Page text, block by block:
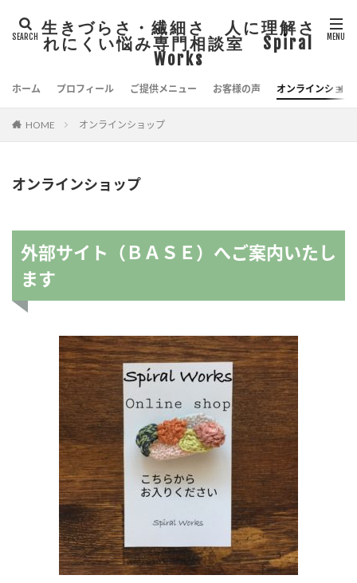
生きづらさ・繊細さ 人に理解さ
れにくい悩み専門相談室 Spiral
Works
ホーム プロフィール ご提供メニュー お客様の声 オンラインショッ
HOME オンラインショップ
オンラインショップ
外部サイト（ＢＡＳＥ）へご案内いたし
ます